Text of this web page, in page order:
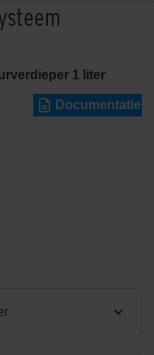
1 liter
Documentatie